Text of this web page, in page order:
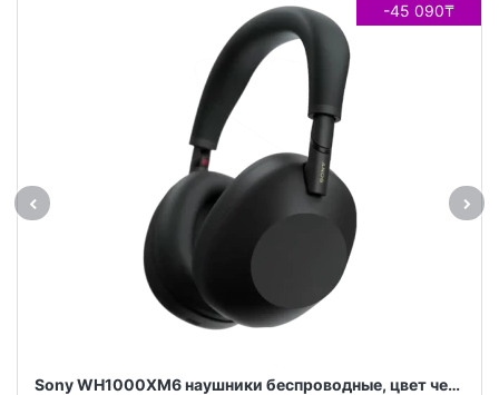
-45 090₸
Sony WH1000XM6 наушники беспроводные, цвет черный